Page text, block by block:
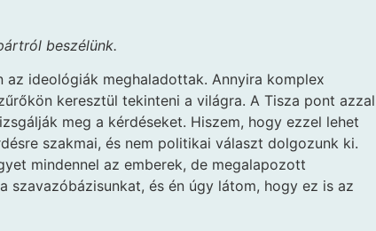
beszélünk.
az ideológiák meghaladottak. Annyira komplex
keresztül tekinteni a világra. A Tisza pont azzal
meg a kérdéseket. Hiszem, hogy ezzel lehet
szakmai, és nem politikai választ dolgozunk ki.
mindennel az emberek, de megalapozott
szavazóbázisunkat, és én úgy látom, hogy ez is az